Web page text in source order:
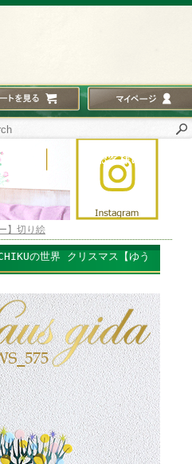
】切り絵
の世界 クリスマス【ゆう